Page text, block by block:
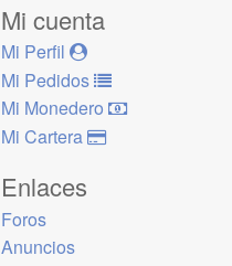
Mi cuenta
Mi Perfil
Mi Pedidos
Mi Monedero
Mi Cartera
Enlaces
Foros
Anuncios